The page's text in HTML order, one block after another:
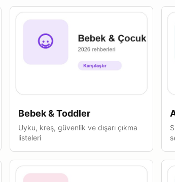
Bebek & Toddler
Uyku, kreş, güvenlik ve dışarı çıkma
listeleri